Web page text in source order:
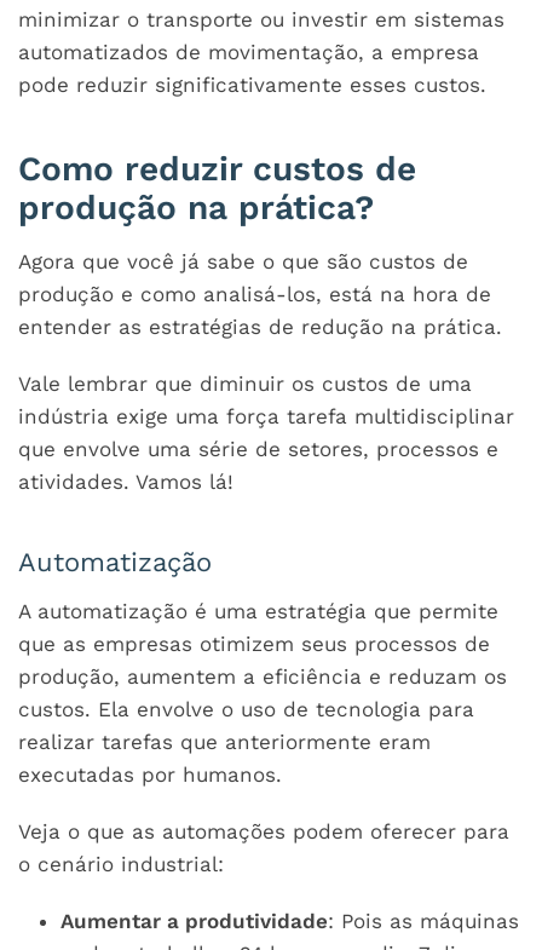
minimizar o transporte ou investir em sistemas
automatizados de movimentação, a empresa
pode reduzir significativamente esses custos.
Como reduzir custos de
produção na prática?
Agora que você já sabe o que são custos de
produção e como analisá-los, está na hora de
entender as estratégias de redução na prática.
Vale lembrar que diminuir os custos de uma
indústria exige uma força tarefa multidisciplinar
que envolve uma série de setores, processos e
atividades. Vamos lá!
Automatização
A automatização é uma estratégia que permite
que as empresas otimizem seus processos de
produção, aumentem a eficiência e reduzam os
custos. Ela envolve o uso de tecnologia para
realizar tarefas que anteriormente eram
executadas por humanos.
Veja o que as automações podem oferecer para
o cenário industrial:
Aumentar a produtividade: Pois as máquinas